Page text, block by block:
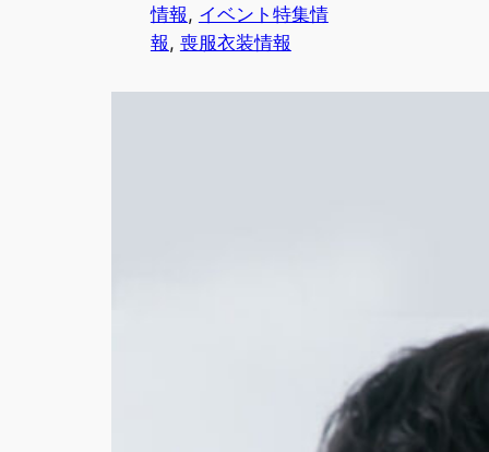
情報, イベント特集情
報, 喪服衣装情報